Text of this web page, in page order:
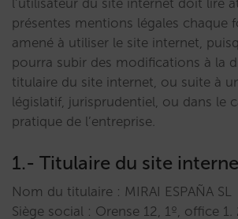
l’utilisateur du site internet doit lire
présentes mentions légales chaque
amené à utiliser le site internet,
pourra subir des modifications à la
titulaire du site internet, ou suite à
législatif, jurisprudentiel, ou dans le
pratique de l’entreprise.
1.- Titulaire du site
Nom du titulaire : MIRAI ESPAÑA SL
Siège social : Orense 12, 1º, office